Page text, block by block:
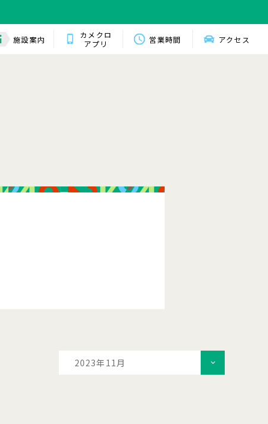
施設案内
カメクロ
アプリ
営業時間 アクセス
2023年11月